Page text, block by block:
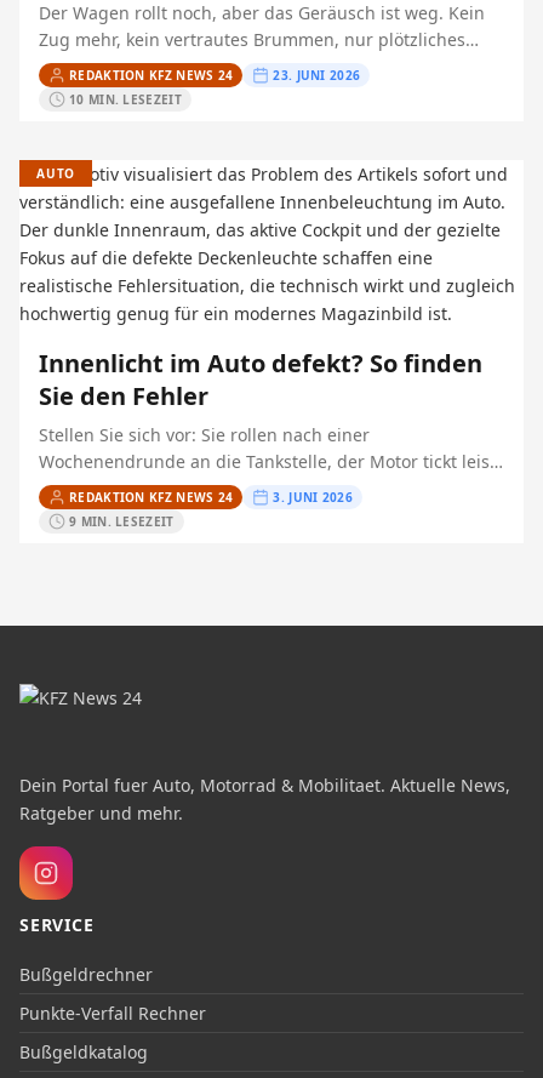
Der Wagen rollt noch, aber das Geräusch ist weg. Kein
Zug mehr, kein vertrautes Brummen, nur plötzliches
Schweigen unter der Haube. Im Rückspiegel drängt
Verkehr…
REDAKTION KFZ NEWS 24
23. JUNI 2026
10 MIN. LESEZEIT
AUTO
Innenlicht im Auto defekt? So finden
Sie den Fehler
Stellen Sie sich vor: Sie rollen nach einer
Wochenendrunde an die Tankstelle, der Motor tickt leise
aus, und neben Ihnen parkt eine Maschine mit lautem…
REDAKTION KFZ NEWS 24
3. JUNI 2026
9 MIN. LESEZEIT
Dein Portal fuer Auto, Motorrad & Mobilitaet. Aktuelle News,
Ratgeber und mehr.
SERVICE
Bußgeldrechner
Punkte-Verfall Rechner
Bußgeldkatalog